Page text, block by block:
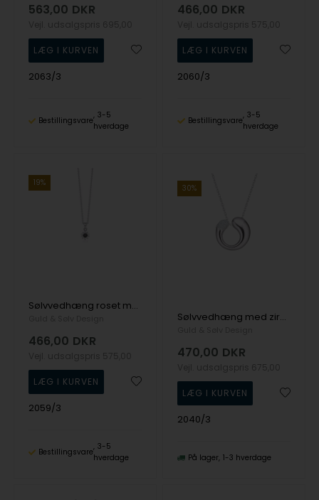
563,00 DKR
2063/3
Bestillingsvare
3-5
hverdage
466,00 DKR
2060/3
Bestillingsvare
3-5
hverdage
19%
Sølvvedhæng roset med sort/hvid cz og kæde
466,00 DKR
2059/3
Bestillingsvare
3-5
hverdage
30%
Sølvvedhæng med zirkonia og kæde
470,00 DKR
2040/3
På lager 1-3 hverdage